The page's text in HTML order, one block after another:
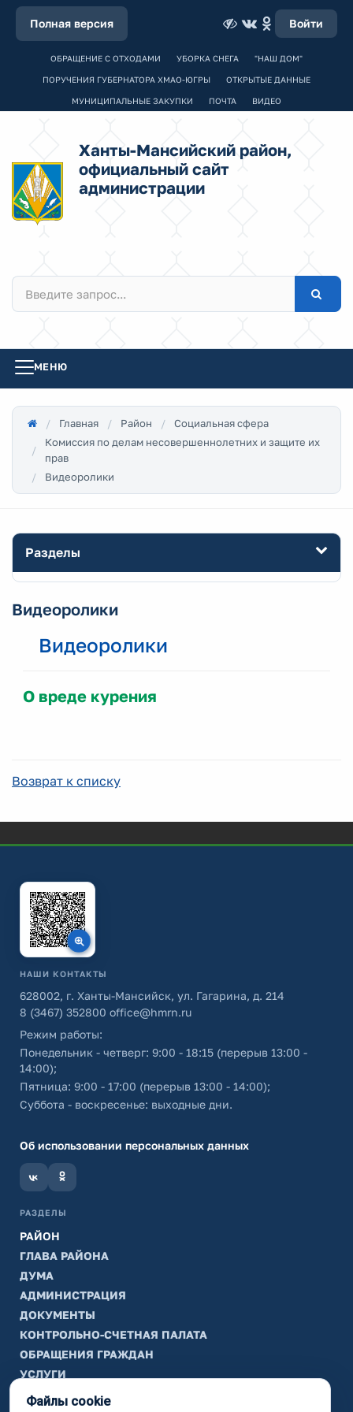
Полная версия Войти
ОБРАЩЕНИЕ С ОТХОДАМИ УБОРКА СНЕГА "НАШ ДОМ"
ПОРУЧЕНИЯ ГУБЕРНАТОРА ХМАО-ЮГРЫ ОТКРЫТЫЕ ДАННЫЕ
МУНИЦИПАЛЬНЫЕ ЗАКУПКИ ПОЧТА ВИДЕО
Ханты-Мансийский район,
официальный сайт
администрации
МЕНЮ
Главная Район
Социальная сфера
Комиссия по делам несовершеннолетних и защите их
прав
Видеоролики
Разделы
Видеоролики
Видеоролики
О вреде курения
Возврат к списку
НАШИ КОНТАКТЫ
628002, г. Ханты-Мансийск, ул. Гагарина, д. 214
8 (3467) 352800 office@hmrn.ru
Режим работы:
Понедельник - четверг: 9:00 - 18:15 (перерыв 13:00 -
14:00);
Пятница: 9:00 - 17:00 (перерыв 13:00 - 14:00);
Суббота - воскресенье: выходные дни.
Об использовании персональных данных
РАЗДЕЛЫ
РАЙОН
ГЛАВА РАЙОНА
ДУМА
АДМИНИСТРАЦИЯ
ДОКУМЕНТЫ
КОНТРОЛЬНО-СЧЕТНАЯ ПАЛАТА
ОБРАЩЕНИЯ ГРАЖДАН
УСЛУГИ
ТИК
Файлы cookie